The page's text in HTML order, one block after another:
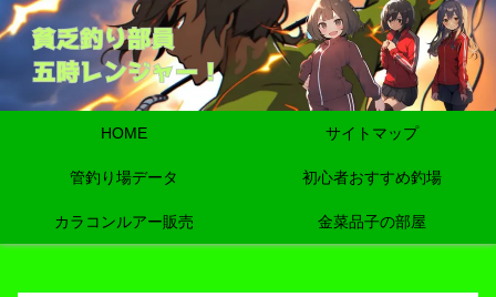
HOME サイトマップ
管釣り場データ 初心者おすすめ釣場
カラコンルアー販売 金菜品子の部屋